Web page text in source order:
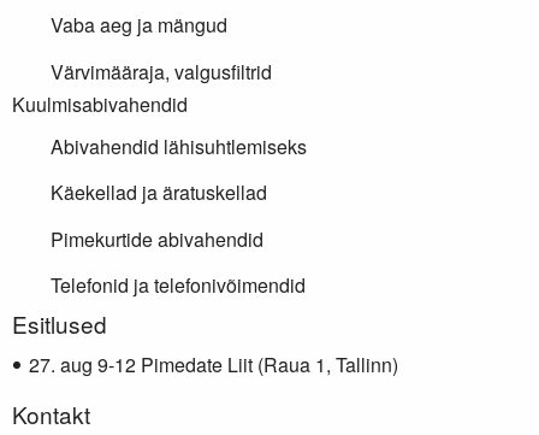
Vaba aeg ja mängud
Värvimääraja, valgusfiltrid
Kuulmisabivahendid
Abivahendid lähisuhtlemiseks
Käekellad ja äratuskellad
Pimekurtide abivahendid
Telefonid ja telefonivõimendid
Lisainfo
Esitlused
aug 9-12 Pimedate Liit (Raua 1, Tallinn)
Kontakt